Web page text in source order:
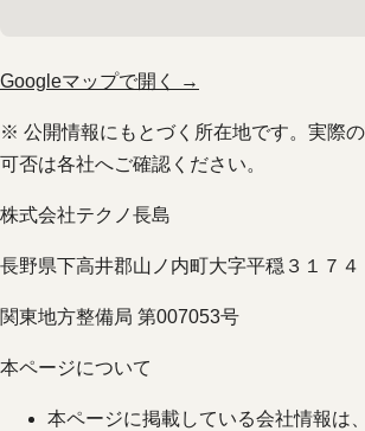
Googleマップで開く →
※ 公開情報にもとづく所在地です。実際
可否は各社へご確認ください。
株式会社テクノ長島
長野県下高井郡山ノ内町大字平穏３１７４
関東地方整備局 第007053号
本ページについて
本ページに掲載している会社情報は